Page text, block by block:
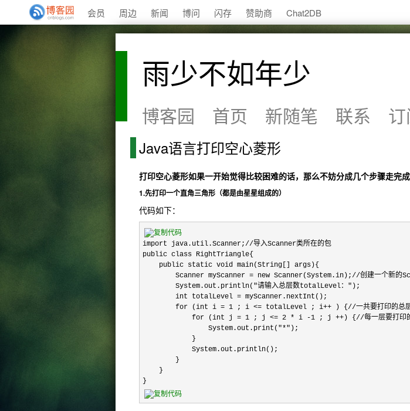
会员 周边 新闻 博问 闪存 赞助商 Chat2DB
雨少不如年少
博客园 首页 新随笔 联系
Java语言打印空心菱形
打印空心菱形如果一开始觉得比较困难的话，那么不妨分成几个步骤走完成
1.先打印一个直角三角形（都是由星星组成的）
代码如下：
import java.util.Scanner;//导入Scanner类所在的包
public class RightTriangle{
    public static void main(String[] args){
Scanner myScanner = new Scanner(System.in);//创建一个新的
        System.out.println("请输入总层数totalLevel：");
        int totalLevel = myScanner.nextInt();
for (int i = 1 ; i <= totalLevel ; i++ ) {//一共要打印的总
for (int j = 1 ; j <= 2 * i -1 ; j ++) {//每一层要打印的
                System.out.print("*");
            }
            System.out.println();
        }
    }
}